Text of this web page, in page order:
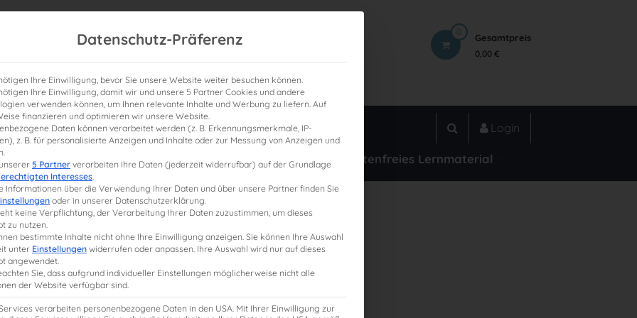
0
Gesamtpreis
0,00 €
Login
StB-Weiterbildung Lernplanung Studium Kostenfreies Lernmaterial
Datenschutz-Präferenz
Ihre Einwilligung, bevor Sie unsere Website weiter besuchen können.
Ihre Einwilligung, damit wir und unsere 5 Partner Cookies und andere
verwenden können, um Ihnen relevante Inhalte und Werbung zu liefern. Auf
finanzieren und optimieren wir unsere Website.
Daten können verarbeitet werden (z. B. Erkennungsmerkmale, IP-
z. B. für personalisierte Anzeigen und Inhalte oder zur Messung von Anzeigen und
5 Partner verarbeiten Ihre Daten (jederzeit widerrufbar) auf der Grundlage
Interesses.
Informationen über die Verwendung Ihrer Daten und über unsere Partner finden Sie
oder in unserer Datenschutzerklärung.
keine Verpflichtung, der Verarbeitung Ihrer Daten zuzustimmen, um dieses
zu nutzen.
bestimmte Inhalte nicht ohne Ihre Einwilligung anzeigen. Sie können Ihre Auswahl
unter Einstellungen widerrufen oder anpassen. Ihre Auswahl wird nur auf dieses
angewendet.
Sie, dass aufgrund individueller Einstellungen möglicherweise nicht alle
der Website verfügbar sind.
verarbeiten personenbezogene Daten in den USA. Mit Ihrer Einwilligung zur